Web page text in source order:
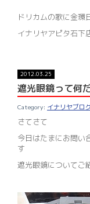
ドリカムの歌に金
イナリヤアピタ石
2012.03.25
イナリヤブロ
遮光眼鏡って何
さてさて
今日はたまにお問い
す
遮光眼鏡についてご